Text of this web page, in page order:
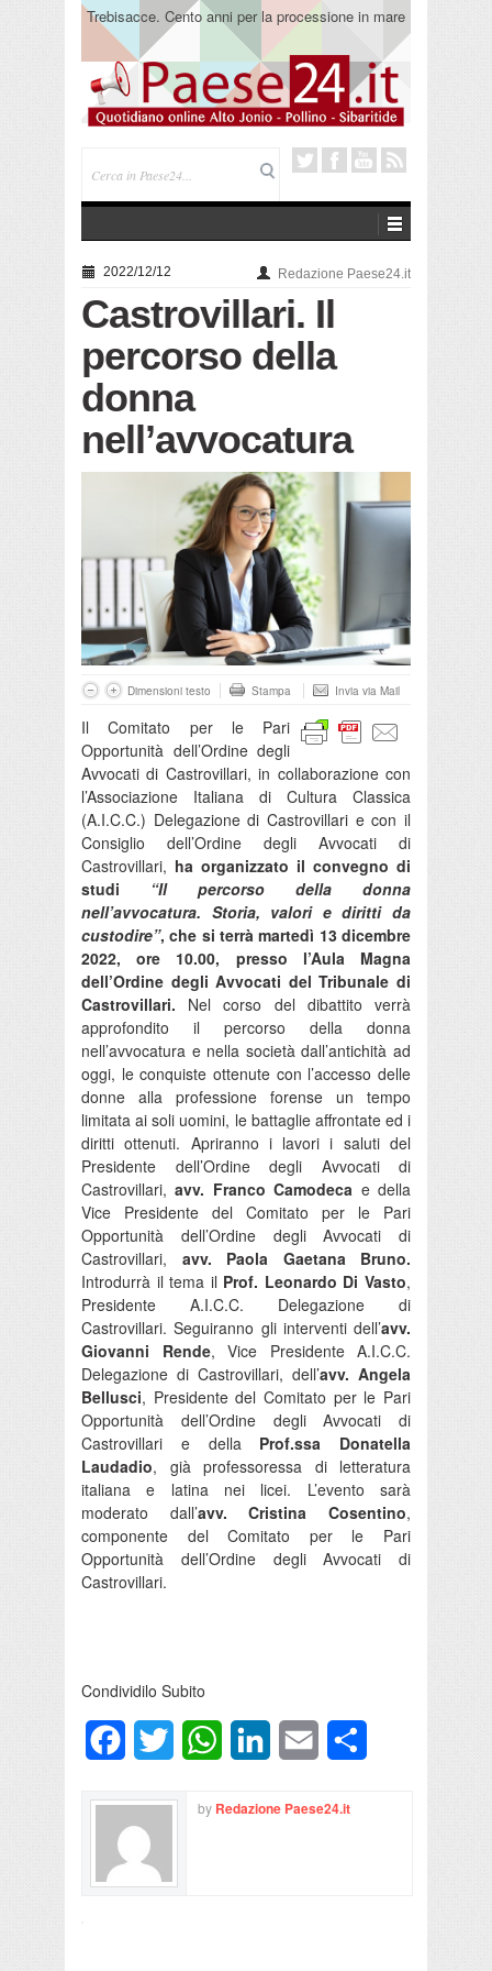
Trebisacce. Cento anni per la processione in mare
di San Rocco. Arriva la reliquia
2022/12/12 Redazione Paese24.it
Castrovillari. Il
percorso della
donna
nell’avvocatura
Dimensioni testo Stampa Invia via Mail
Il Comitato per le Pari
Opportunità dell’Ordine degli
Avvocati di Castrovillari, in collaborazione con
l’Associazione Italiana di Cultura Classica
(A.I.C.C.) Delegazione di Castrovillari e con il
Consiglio dell’Ordine degli Avvocati di
Castrovillari, ha organizzato il convegno di
studi “Il percorso della donna
nell’avvocatura. Storia, valori e diritti da
custodire”, che si terrà martedì 13 dicembre
2022, ore 10.00, presso l’Aula Magna
dell’Ordine degli Avvocati del Tribunale di
Castrovillari. Nel corso del dibattito verrà
approfondito il percorso della donna
nell’avvocatura e nella società dall’antichità ad
oggi, le conquiste ottenute con l’accesso delle
donne alla professione forense un tempo
limitata ai soli uomini, le battaglie affrontate ed i
diritti ottenuti. Apriranno i lavori i saluti del
Presidente dell’Ordine degli Avvocati di
Castrovillari,avv. Franco Camodeca e della
Vice Presidente del Comitato per le Pari
Opportunità dell’Ordine degli Avvocati di
Castrovillari, avv. Paola Gaetana Bruno.
Introdurrà il tema il Prof. Leonardo Di Vasto,
Presidente A.I.C.C. Delegazione di
Castrovillari. Seguiranno gli interventi dell’avv.
Giovanni Rende, Vice Presidente A.I.C.C.
Delegazione di Castrovillari, dell’avv. Angela
Bellusci, Presidente del Comitato per le Pari
Opportunità dell’Ordine degli Avvocati di
Castrovillari e della Prof.ssa Donatella
Laudadio, già professoressa di letteratura
italiana e latina nei licei. L’evento sarà
moderato dall’avv. Cristina Cosentino,
componente del Comitato per le Pari
Opportunità dell’Ordine degli Avvocati di
Castrovillari.
Condividilo Subito
FacebookTwitter WhatsAppLinkedInEmail
by Redazione Paese24.it